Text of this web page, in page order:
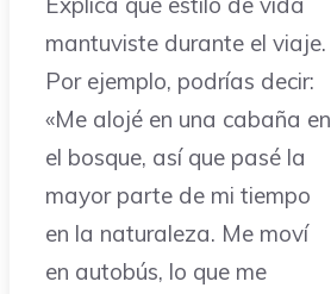
mantuviste durante el viaje.
Por ejemplo, podrías decir:
«Me alojé en una cabaña en
el bosque, así que pasé la
mayor parte de mi tiempo
en la naturaleza. Me moví
en autobús, lo que me